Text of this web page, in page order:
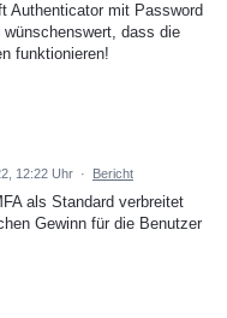
Authenticator mit Password
dass die
funktionieren!
12:22 Uhr · Bericht
als Standard verbreitet
Gewinn für die Benutzer